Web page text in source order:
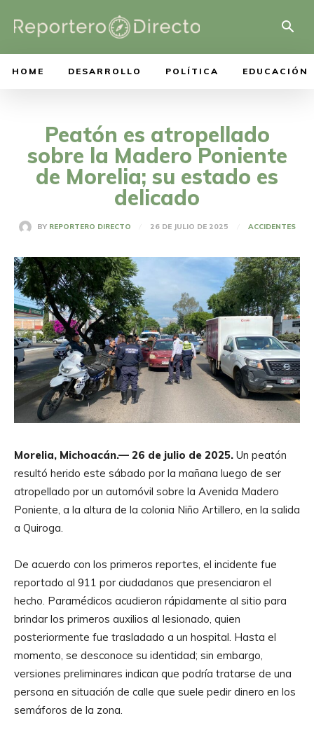
HOME DESARROLLO POLÍTICA EDUCACIÓN
Peatón es atropellado
sobre la Madero Poniente
de Morelia; su estado es
delicado
BY REPORTERO DIRECTO 26 DE JULIO DE 2025 ACCIDENTES
Morelia, Michoacán.— 26 de julio de 2025. Un peatón
resultó herido este sábado por la mañana luego de ser
atropellado por un automóvil sobre la Avenida Madero
Poniente, a la altura de la colonia Niño Artillero, en la salida
a Quiroga.
De acuerdo con los primeros reportes, el incidente fue
reportado al 911 por ciudadanos que presenciaron el
hecho. Paramédicos acudieron rápidamente al sitio para
brindar los primeros auxilios al lesionado, quien
posteriormente fue trasladado a un hospital. Hasta el
momento, se desconoce su identidad; sin embargo,
versiones preliminares indican que podría tratarse de una
persona en situación de calle que suele pedir dinero en los
semáforos de la zona.